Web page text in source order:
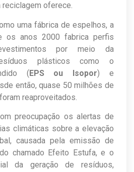
oferece.
uma fábrica de espelhos, a
os anos 2000 fabrica perfis
por meio da
plásticos como o
(EPS ou Isopor) e
então, quase 50 milhões de
reaproveitados.
preocupação os alertas de
climáticas sobre a elevação
causada pela emissão de
chamado Efeito Estufa, e o
da geração de resíduos,